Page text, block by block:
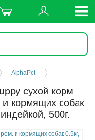
AlphaPet
сухой корм
кормящих собак
500г.